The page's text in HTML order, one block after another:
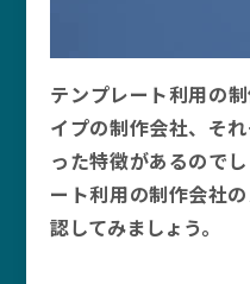
テンプレート利用の
イプの制作会社、そ
った特徴があるので
ート利用の制作会社
認してみましょう。